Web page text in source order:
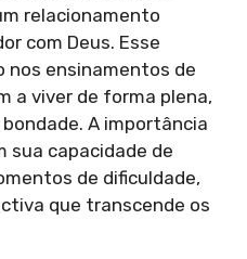
relacionamento
com Deus. Esse
nos ensinamentos de
a viver de forma plena,
A importância
sua capacidade de
de dificuldade,
que transcende os